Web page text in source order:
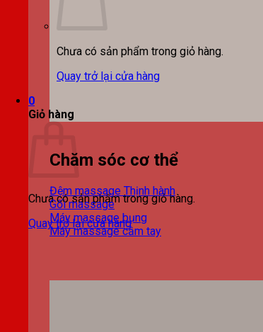
Chưa có sản phẩm trong giỏ hàng.
Quay trở lại cửa hàng
0
Giỏ hàng
Chưa có sản phẩm trong giỏ hàng.
Quay trở lại cửa hàng
Chăm sóc cơ thể
Đệm massage
Gối massage
Máy massage bụng
Máy massage cầm tay